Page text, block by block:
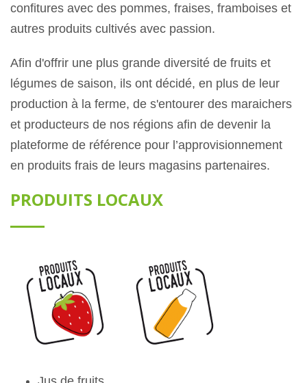
confitures avec des pommes, fraises, framboises et
autres produits cultivés avec passion.
Afin d'offrir une plus grande diversité de fruits et
légumes de saison, ils ont décidé, en plus de leur
production à la ferme, de s'entourer des maraichers
et producteurs de nos régions afin de devenir la
plateforme de référence pour l’approvisionnement
en produits frais de leurs magasins partenaires.
PRODUITS LOCAUX